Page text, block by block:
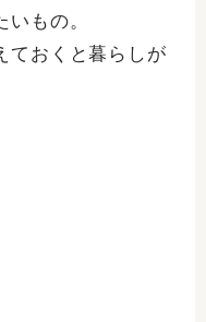
もの。
ておくと暮らしが